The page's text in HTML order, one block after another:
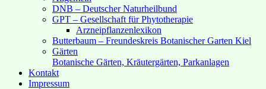
DNB – Deutscher Naturheilbund
GPT – Gesellschaft für Phytotherapie
Arzneipflanzenlexikon
Butterbaum – Freundeskreis Botanischer Garten Kiel
Gärten
Botanische Gärten, Kräutergärten, Parkanlagen
Kontakt
Impressum